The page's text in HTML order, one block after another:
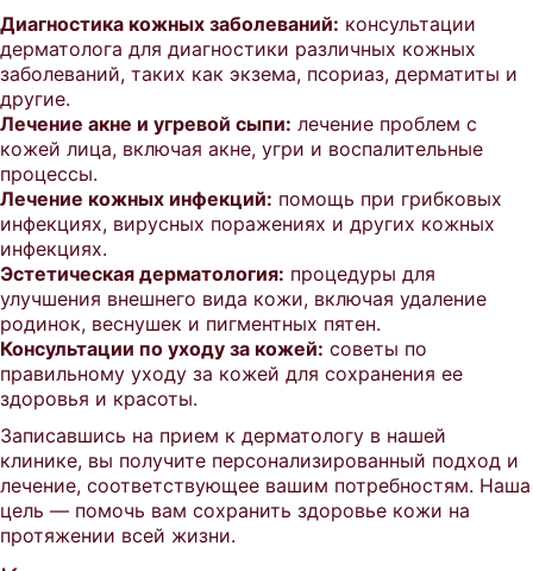
Диагностика кожных заболеваний: консультации
дерматолога для диагностики различных кожных
заболеваний, таких как экзема, псориаз, дерматиты и
другие.
Лечение акне и угревой сыпи: лечение проблем с
кожей лица, включая акне, угри и воспалительные
процессы.
Лечение кожных инфекций: помощь при грибковых
инфекциях, вирусных поражениях и других кожных
инфекциях.
Эстетическая дерматология: процедуры для
улучшения внешнего вида кожи, включая удаление
родинок, веснушек и пигментных пятен.
Консультации по уходу за кожей: советы по
правильному уходу за кожей для сохранения ее
здоровья и красоты.
Записавшись на прием к дерматологу в нашей
клинике, вы получите персонализированный подход и
лечение, соответствующее вашим потребностям. Наша
цель — помочь вам сохранить здоровье кожи на
протяжении всей жизни.